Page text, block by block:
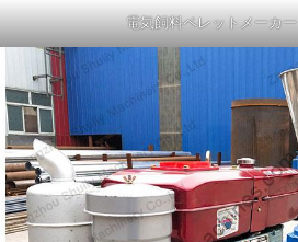
電気飼料ペレットメーカー